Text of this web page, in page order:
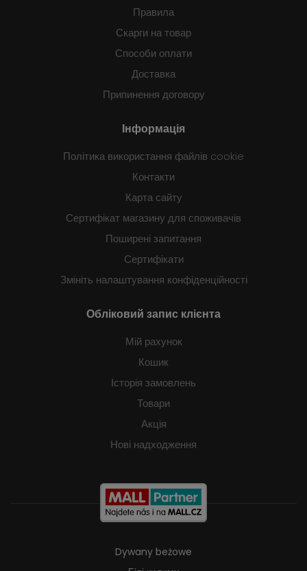
Правила
Скарги на товар
Способи оплати
Доставка
Припинення договору
Інформація
Політика використання файлів cookie
Контакти
Карта сайту
Сертифікат магазину для споживачів
Поширені запитання
Сертифікати
Змініть налаштування конфіденційності
Обліковий запис клієнта
Мій рахунок
Кошик
Історія замовлень
Товари
Акція
Нові надходження
Dywany beżowe